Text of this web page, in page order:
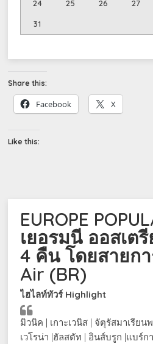
24 25 26 27
31
Share this:
Facebook X
Like this:
EUROPE
เยอรมนี ออสเต
4 คืน โดยสายก
Air (BR)
ไฮไลท์ทัวร์Highlight
มิวนิค | เกาะเวนิส | จัตุรัสมาเรีย
เวโรน่า |ฮัลสตัท | อินส์บรูก |แบร์ก